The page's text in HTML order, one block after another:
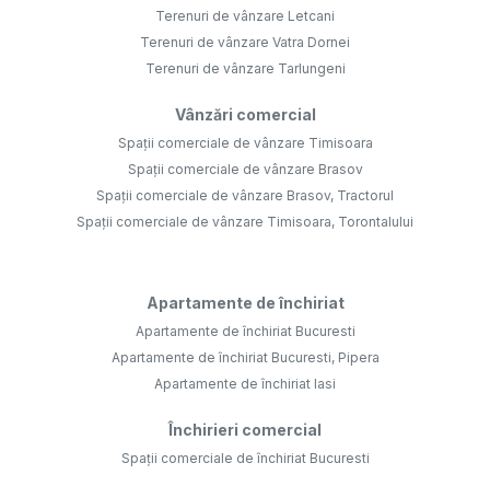
Terenuri de vânzare Letcani
Terenuri de vânzare Vatra Dornei
Terenuri de vânzare Tarlungeni
Vânzări comercial
Spații comerciale de vânzare Timisoara
Spații comerciale de vânzare Brasov
Spații comerciale de vânzare Brasov, Tractorul
Spații comerciale de vânzare Timisoara, Torontalului
Apartamente de închiriat
Apartamente de închiriat Bucuresti
Apartamente de închiriat Bucuresti, Pipera
Apartamente de închiriat Iasi
Închirieri comercial
Spații comerciale de închiriat Bucuresti